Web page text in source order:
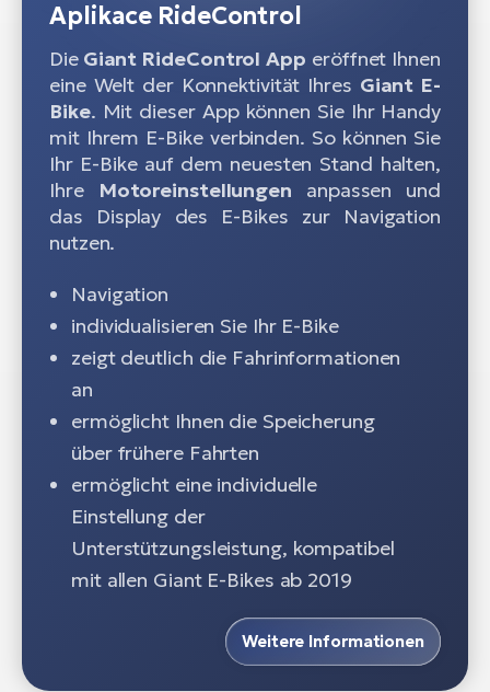
Aplikace RideControl
DieGiant RideControl App eröffnet Ihnen
eine Welt der Konnektivität Ihres Giant E-
Bike. Mit dieser App können Sie Ihr Handy
mit Ihrem E-Bike verbinden. So können Sie
Ihr E-Bike auf dem neuesten Stand halten,
Ihre Motoreinstellungen anpassen und
das Display des E-Bikes zur Navigation
nutzen.
Navigation
individualisieren Sie Ihr E-Bike
zeigt deutlich die Fahrinformationen
an
ermöglicht Ihnen die Speicherung
über frühere Fahrten
ermöglicht eine individuelle
Einstellung der
Unterstützungsleistung, kompatibel
mit allen Giant E-Bikes ab 2019
Weitere Informationen